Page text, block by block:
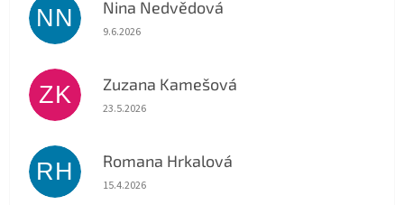
NN Nina Nedvědová
Hodnocení obchodu je 5 z 5 hvězdiček.
9.6.2026
ZK Zuzana Kamešová
Hodnocení obchodu je 5 z 5 hvězdiček.
23.5.2026
RH Romana Hrkalová
Hodnocení obchodu je 5 z 5 hvězdiček.
15.4.2026